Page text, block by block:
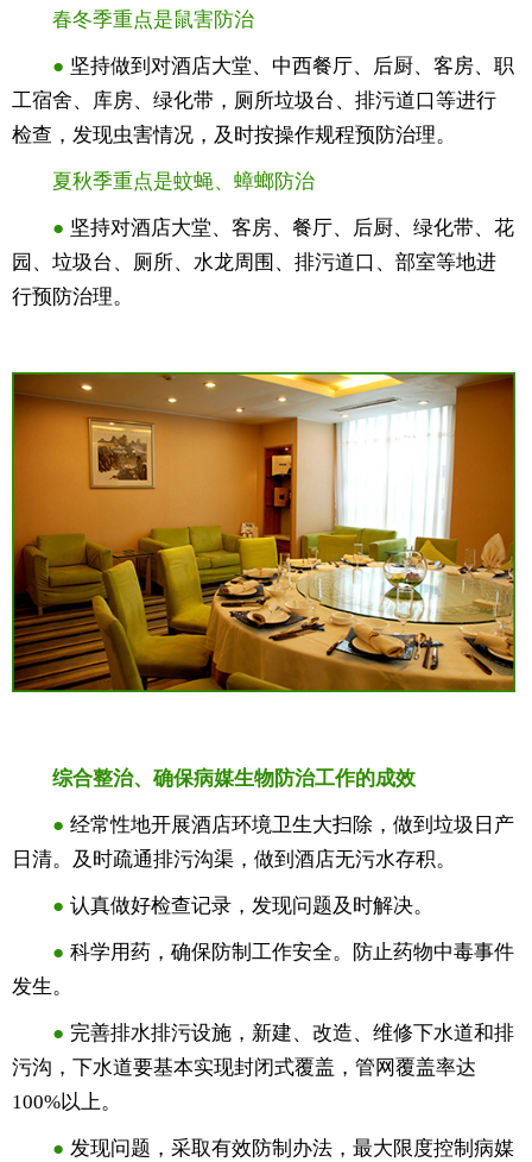
春冬季重点是鼠害防治
● 坚持做到对酒店大堂、中西餐厅、后厨、客房、职
工宿舍、库房、绿化带，厕所垃圾台、排污道口等进行
检查，发现虫害情况，及时按操作规程预防治理。
夏秋季重点是蚊蝇、蟑螂防治
● 坚持对酒店大堂、客房、餐厅、后厨、绿化带、花
园、垃圾台、厕所、水龙周围、排污道口、部室等地进
行预防治理。
综合整治、确保病媒生物防治工作的成效
● 经常性地开展酒店环境卫生大扫除，做到垃圾日产
日清。及时疏通排污沟渠，做到酒店无污水存积。
● 认真做好检查记录，发现问题及时解决。
● 科学用药，确保防制工作安全。防止药物中毒事件
发生。
● 完善排水排污设施，新建、改造、维修下水道和排
污沟，下水道要基本实现封闭式覆盖，管网覆盖率达
100%以上。
● 发现问题，采取有效防制办法，最大限度控制病媒